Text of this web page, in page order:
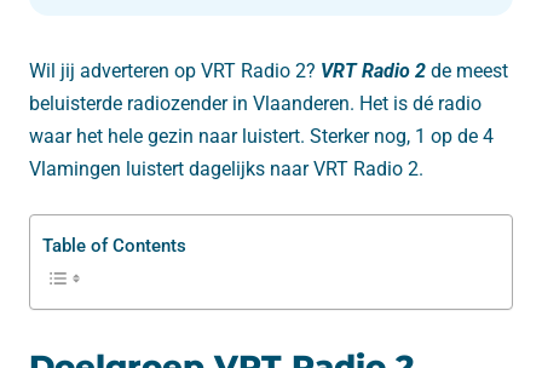
Wil jij adverteren op VRT Radio 2? VRT Radio 2 de meest
beluisterde radiozender in Vlaanderen. Het is dé radio
waar het hele gezin naar luistert. Sterker nog, 1 op de 4
Vlamingen luistert dagelijks naar VRT Radio 2.
Table of Contents